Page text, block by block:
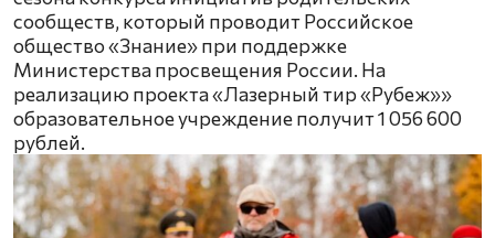
сообществ, который проводит Российское
общество «Знание» при поддержке
Министерства просвещения России. На
реализацию проекта «Лазерный тир «Рубеж»»
образовательное учреждение получит 1 056 600
рублей.